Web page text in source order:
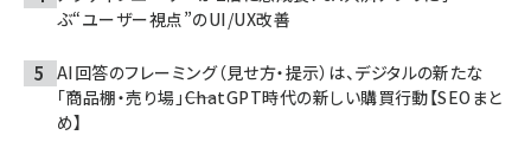
ぶ“ユーザー視点”のUI/UX改善
AI回答のフレーミング（見せ方・提示）は、デジタルの新たな
「商品棚・売り場」――ChatGPT時代の新しい購買行動【SEOまと
め】